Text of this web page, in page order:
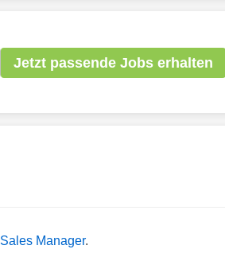
Jetzt passende Jobs erhalten
Sales Manager.